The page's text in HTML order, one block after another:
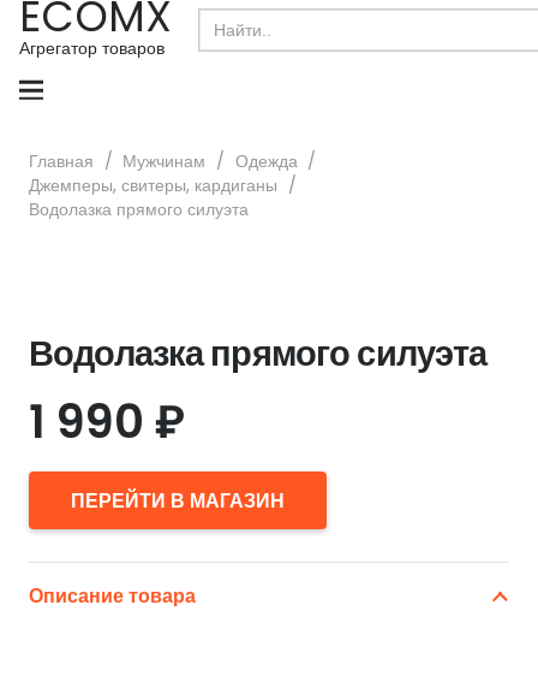
ECOMX
Агрегатор товаров
Search
for:
Главная / Мужчинам / Одежда /
Джемперы, свитеры, кардиганы /
Водолазка прямого силуэта
Водолазка прямого силуэта
1 990 ₽
ПЕРЕЙТИ В МАГАЗИН
Описание товара